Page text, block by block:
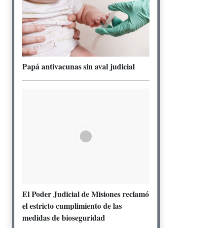
Papá antivacunas sin aval judicial
El Poder Judicial de Misiones reclamó
el estricto cumplimiento de las
medidas de bioseguridad